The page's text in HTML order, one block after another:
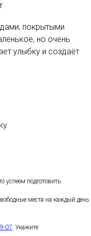
покрытыми
но очень
улыбку и создаёт
успеем подготовить.
места на каждый день
07. Укажите: